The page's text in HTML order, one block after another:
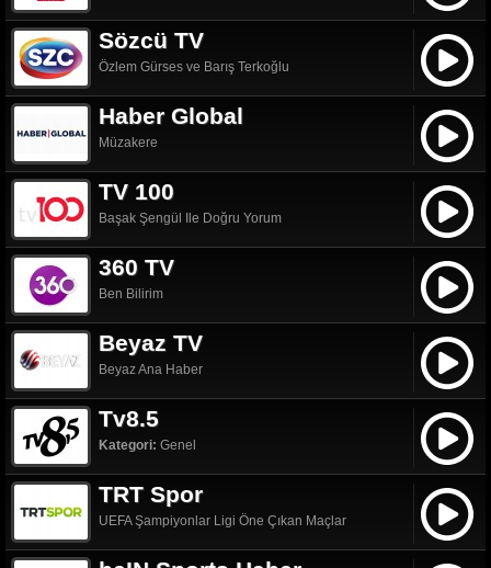
Sözcü TV
Özlem Gürses ve Barış Terkoğlu
Haber Global
Müzakere
TV 100
Başak Şengül Ile Doğru Yorum
360 TV
Ben Bilirim
Beyaz TV
Beyaz Ana Haber
Tv8.5
Kategori: Genel
TRT Spor
UEFA Şampiyonlar Ligi Öne Çıkan Maçlar